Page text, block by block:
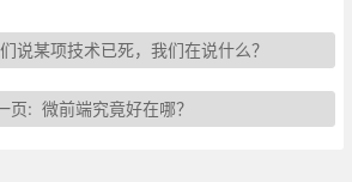
说某项技术已死，我们在说什么？
页: 微前端究竟好在哪？